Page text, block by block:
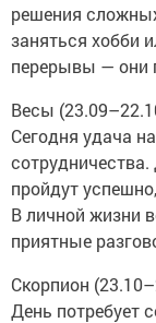
решения
заняться хобби
перерывы — они
Весы
Сегодня удача
пройдут
В личной жизни
приятные
Скорпион
День потребует